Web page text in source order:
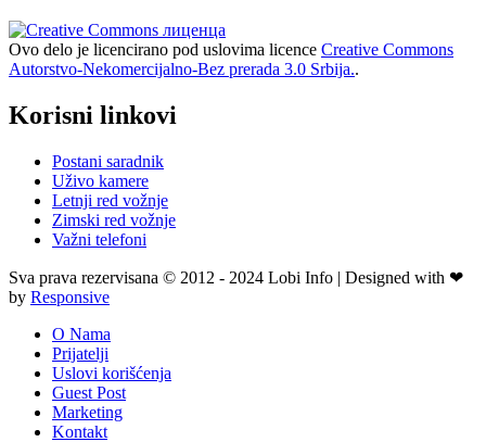
Ovo delo je licencirano pod uslovima licence Creative Commons
Autorstvo-Nekomercijalno-Bez prerada 3.0 Srbija..
Korisni linkovi
Postani saradnik
Uživo kamere
Letnji red vožnje
Zimski red vožnje
Važni telefoni
Sva prava rezervisana © 2012 - 2024 Lobi Info | Designed with ❤
by Responsive
O Nama
Prijatelji
Uslovi korišćenja
Guest Post
Marketing
Kontakt